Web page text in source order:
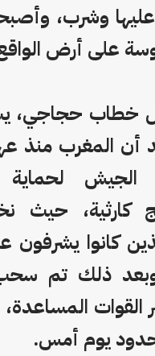
عليها وشرب،
على أرض
خطاب حجاجي،
أن المغرب منذ
الجيش لحماية
كارثية، حيث
كانوا يشرفون
وبعد ذلك تم
القوات
حدود يوم أمس.